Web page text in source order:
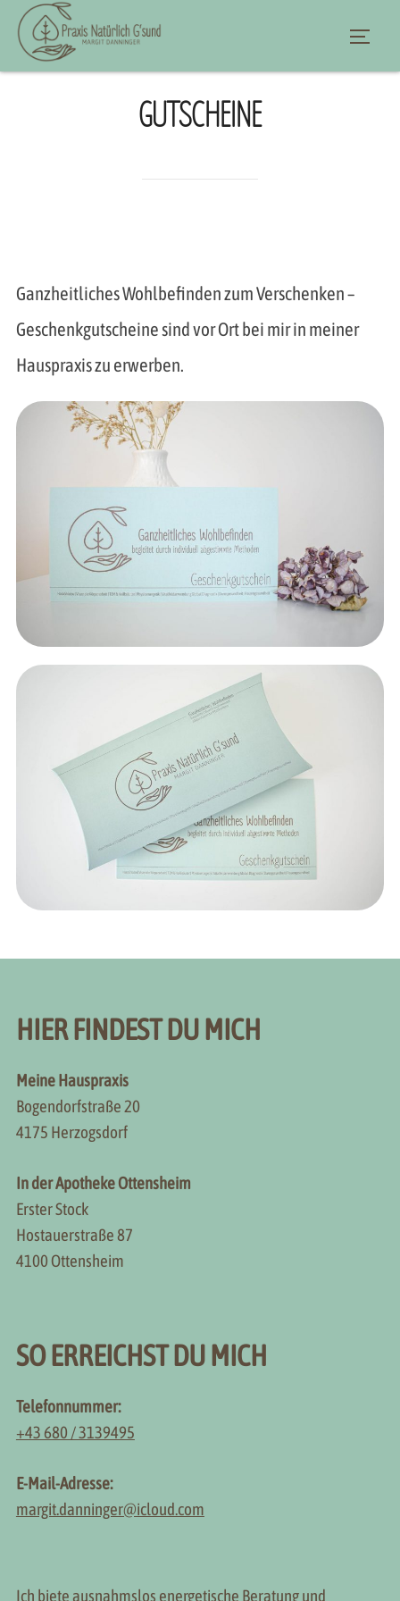
Inhalten
GUTSCHEINE
Ganzheitliches Wohlbefinden zum Verschenken –
Geschenkgutscheine sind vor Ort bei mir in meiner
Hauspraxis zu erwerben.
HIER FINDEST DU MICH
Meine Hauspraxis
Bogendorfstraße 20
4175 Herzogsdorf
In der Apotheke Ottensheim
Erster Stock
Hostauerstraße 87
4100 Ottensheim
SO ERREICHST DU MICH
Telefonnummer:
+43 680 / 3139495
E-Mail-Adresse:
margit.danninger@icloud.com
Ich biete ausnahmslos energetische Beratung und